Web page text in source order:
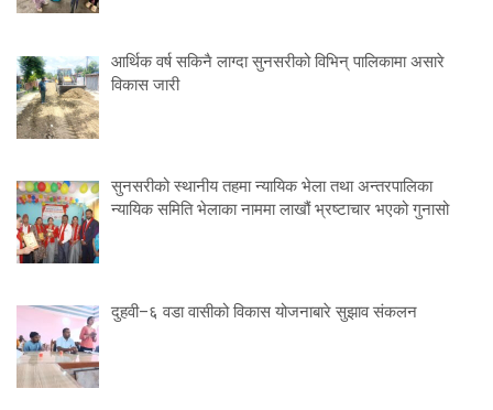
आर्थिक वर्ष सकिनै लाग्दा सुनसरीको विभिन् पालिकामा असारे
विकास जारी
सुनसरीको स्थानीय तहमा न्यायिक भेला तथा अन्तरपालिका
न्यायिक समिति भेलाका नाममा लाखौं भ्रष्टाचार भएको गुनासो
दुहवी–६ वडा वासीको विकास योजनाबारे सुझाव संकलन